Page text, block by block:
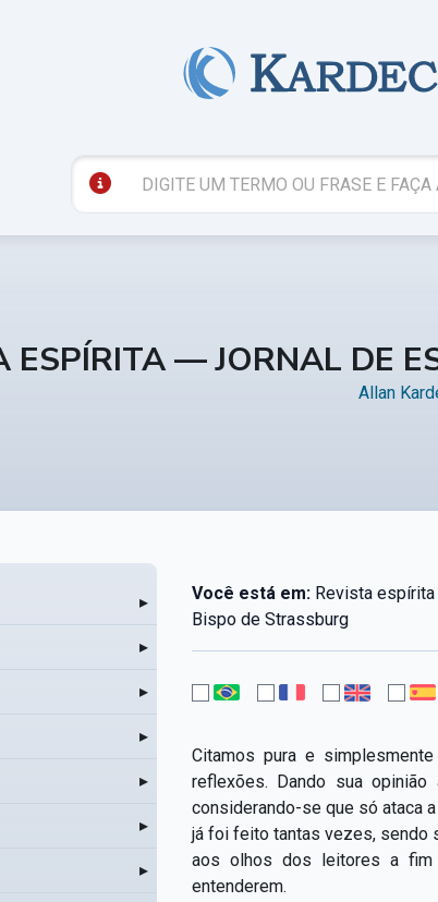
ESPÍRITA — JORNAL DE
Allan
▸
▸
▸
▸
▸
▸
▸
Você está em:Revista espírita
Bispo de Strassburg
Citamos pura e
reflexões. Dando sua
considerando-se que só ataca
já foi feito tantas vezes, sendo
aos olhos dos leitores a fim
entenderem.